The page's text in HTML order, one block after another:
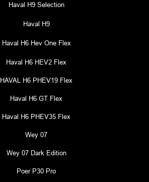
Haval H9 Selection
Haval H9
Haval H6 Hev One Flex
Haval H6 HEV2 Flex
HAVAL H6 PHEV19 Flex
Haval H6 GT Flex
Haval H6 PHEV35 Flex
Wey 07
Wey 07 Dark Edition
Poer P30 Pro